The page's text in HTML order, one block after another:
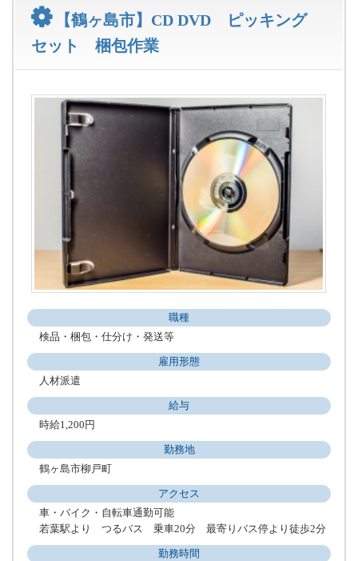
【鶴ヶ島市】CD DVD ピッキング
セット 梱包作業
職種
検品・梱包・仕分け・発送等
雇用形態
人材派遣
給与
時給1,200円
勤務地
鶴ヶ島市柳戸町
アクセス
車・バイク・自転車通勤可能
若葉駅より つるバス 乗車20分 最寄りバス停より徒歩2分
勤務時間